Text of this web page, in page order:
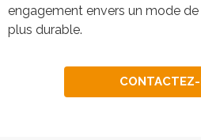
engagement envers un mode
plus durable.